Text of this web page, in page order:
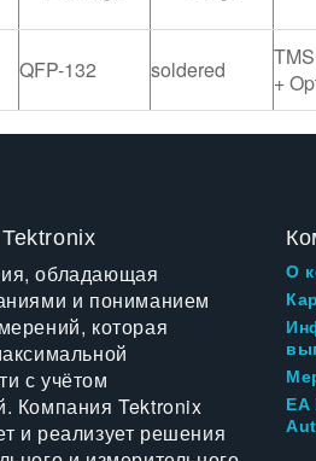
QFP-132 soldered
+
обладающая
и пониманием
которая
с учётом
Компания Tektronix
и реализует решения
О
EA